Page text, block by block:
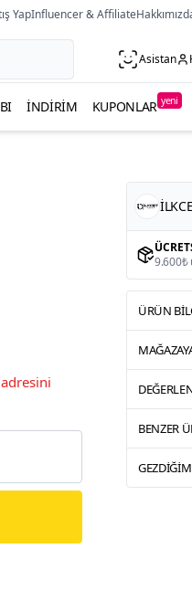
YapInfluencer & Affiliate
Asistan
İNDIRIM KUPONLAR yeni
9.600₺
ÜRÜN
BENZER